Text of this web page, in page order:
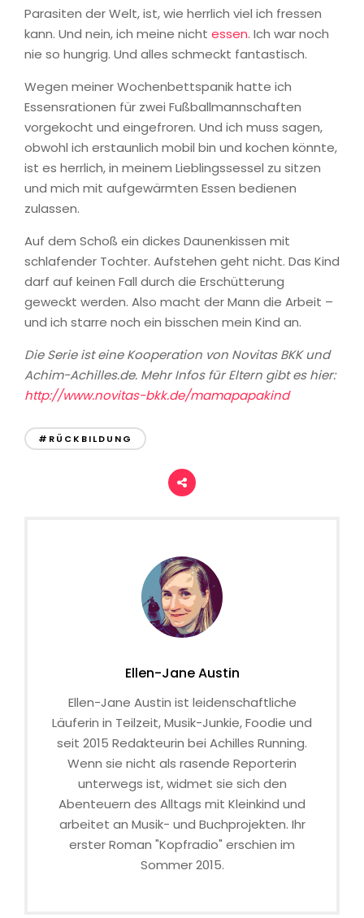
Parasiten der Welt, ist, wie herrlich viel ich fressen
kann. Und nein, ich meine nicht essen. Ich war noch
nie so hungrig. Und alles schmeckt fantastisch.
Wegen meiner Wochenbettspanik hatte ich
Essensrationen für zwei Fußballmannschaften
vorgekocht und eingefroren. Und ich muss sagen,
obwohl ich erstaunlich mobil bin und kochen könnte,
ist es herrlich, in meinem Lieblingssessel zu sitzen
und mich mit aufgewärmten Essen bedienen
zulassen.
Auf dem Schoß ein dickes Daunenkissen mit
schlafender Tochter. Aufstehen geht nicht. Das Kind
darf auf keinen Fall durch die Erschütterung
geweckt werden. Also macht der Mann die Arbeit –
und ich starre noch ein bisschen mein Kind an.
Die Serie ist eine Kooperation von Novitas BKK und
Achim-Achilles.de. Mehr Infos für Eltern gibt es hier:
http://www.novitas-bkk.de/mamapapakind
#RÜCKBILDUNG
Ellen-Jane Austin
Ellen-Jane Austin ist leidenschaftliche
Läuferin in Teilzeit, Musik-Junkie, Foodie und
seit 2015 Redakteurin bei Achilles Running.
Wenn sie nicht als rasende Reporterin
unterwegs ist, widmet sie sich den
Abenteuern des Alltags mit Kleinkind und
arbeitet an Musik- und Buchprojekten. Ihr
erster Roman "Kopfradio" erschien im
Sommer 2015.